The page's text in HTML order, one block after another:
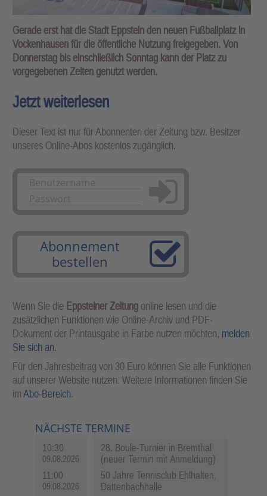
Gerade erst hat die Stadt Eppstein den neuen Fußballplatz in
Vockenhausen für die öffentliche Nutzung freigegeben. Von
Donnerstag bis einschließlich Sonntag kann der Platz zu
vorgegebenen Zeiten genutzt werden.
Jetzt weiterlesen
Dieser Text ist nur für Abonnenten der Zeitung bzw. Besitzer
unseres Online-Abos kostenlos zugänglich.
Anmelden
Abonnement
bestellen
Wenn Sie die Eppsteiner Zeitung online lesen und die
zusätzlichen Funktionen wie Online-Archiv und PDF-
Dokument der Printausgabe in Farbe nutzen möchten, melden
Sie sich an.
Für den Jahresbeitrag von 30 Euro können Sie alle Funktionen
auf unserer Website nutzen. Weitere Informationen finden Sie
imAbo-Bereich.
NÄCHSTE TERMINE
10:30
09.08.2026
28. Boule-Turnier in Bremthal
(neuer Termin mit Anmeldung)
11:00
09.08.2026
50 Jahre Tennisclub Ehlhalten,
Dattenbachhalle